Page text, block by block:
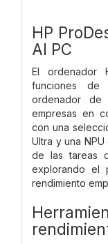
HP
AI PC
El ordenador
funciones de
ordenador de
empresas en
con una
Ultra y una
de las tareas
explorando el
rendimiento